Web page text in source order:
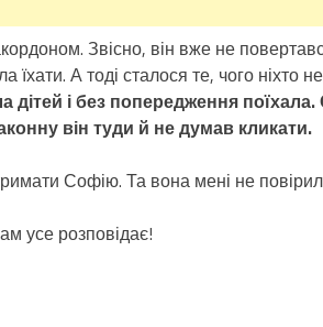
Звісно, він вже не
А тоді сталося те, чого ніхто
дітей і без попередження
він туди й не думав кликати.
Софію. Та вона мені не
усе розповідає!